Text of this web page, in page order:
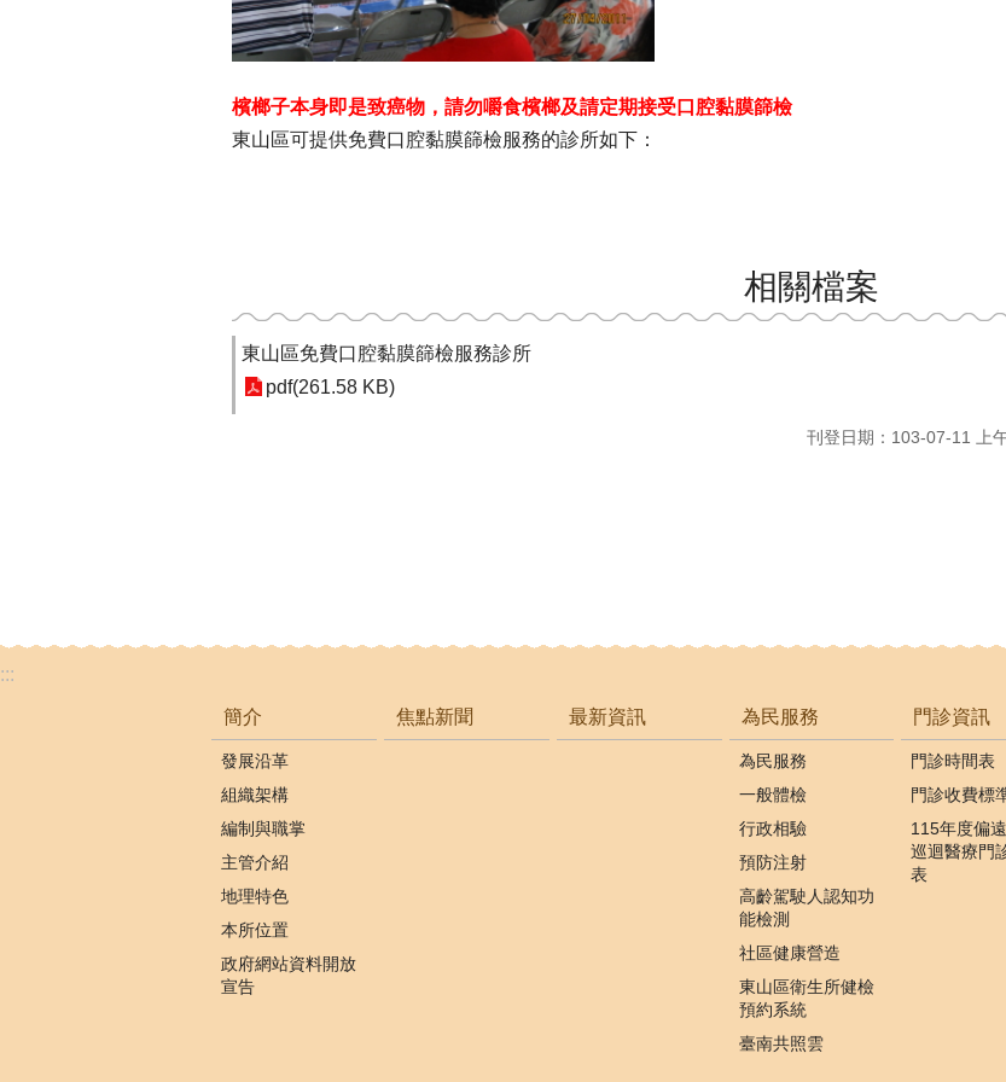
檳榔子本身即是致癌物，請勿嚼食檳榔及請定期接受口腔黏膜篩檢
東山區可提供免費口腔黏膜篩檢服務的診所如下：
相關檔案
東山區免費口腔黏膜篩檢服務診所
pdf(261.58 KB)
刊登日期：103-07-11 上
:::
簡介
發展沿革
組織架構
編制與職掌
主管介紹
地理特色
本所位置
政府網站資料開放
宣告
焦點新聞 最新資訊 為民服務
為民服務
一般體檢
行政相驗
預防注射
高齡駕駛人認知功
能檢測
社區健康營造
東山區衛生所健檢
預約系統
臺南共照雲
門診資訊
門診時間表
門診收費標
115年度偏
巡迴醫療門
表